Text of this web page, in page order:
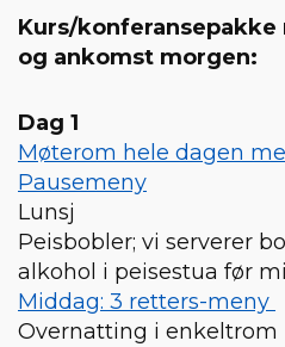
Kurs/
og ankomst morgen:
Dag 1
Møterom hele dagen
Pausemeny
Lunsj
Peisbobler; vi serverer
alkohol i peisestua før
Middag: 3 retters-meny
Overnatting i enkeltrom